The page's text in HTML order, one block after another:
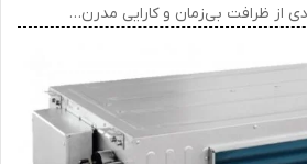
از ظرافت بی‌زمان و کارایی مدرن…